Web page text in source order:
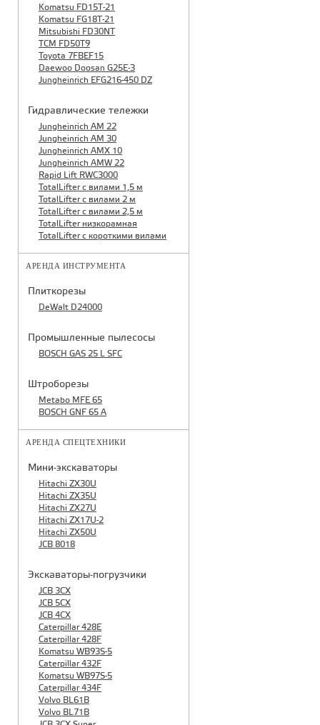
Komatsu FD15T-21
Komatsu FG18T-21
Mitsubishi FD30NT
TCM FD50T9
Toyota 7FBEF15
Daewoo Doosan G25E-3
Jungheinrich EFG216-450 DZ
Гидравлические тележки
Jungheinrich AM 22
Jungheinrich AM 30
Jungheinrich AMX 10
Jungheinrich AMW 22
Rapid Lift RWC3000
TotalLifter с вилами 1,5 м
TotalLifter с вилами 2 м
TotalLifter с вилами 2,5 м
TotalLifter низкорамная
TotalLifter с короткими вилами
АРЕНДА ИНСТРУМЕНТА
Плиткорезы
DeWalt D24000
Промышленные пылесосы
BOSCH GAS 25 L SFC
Штроборезы
Metabo MFE 65
BOSCH GNF 65 A
АРЕНДА СПЕЦТЕХНИКИ
Мини-экскаваторы
Hitachi ZX30U
Hitachi ZX35U
Hitachi ZX27U
Hitachi ZX17U-2
Hitachi ZX50U
JCB 8018
Экскаваторы-погрузчики
JCB 3CX
JCB 5CX
JCB 4CX
Caterpillar 428E
Caterpillar 428F
Komatsu WB93S-5
Caterpillar 432F
Komatsu WB97S-5
Caterpillar 434F
Volvo BL61B
Volvo BL71B